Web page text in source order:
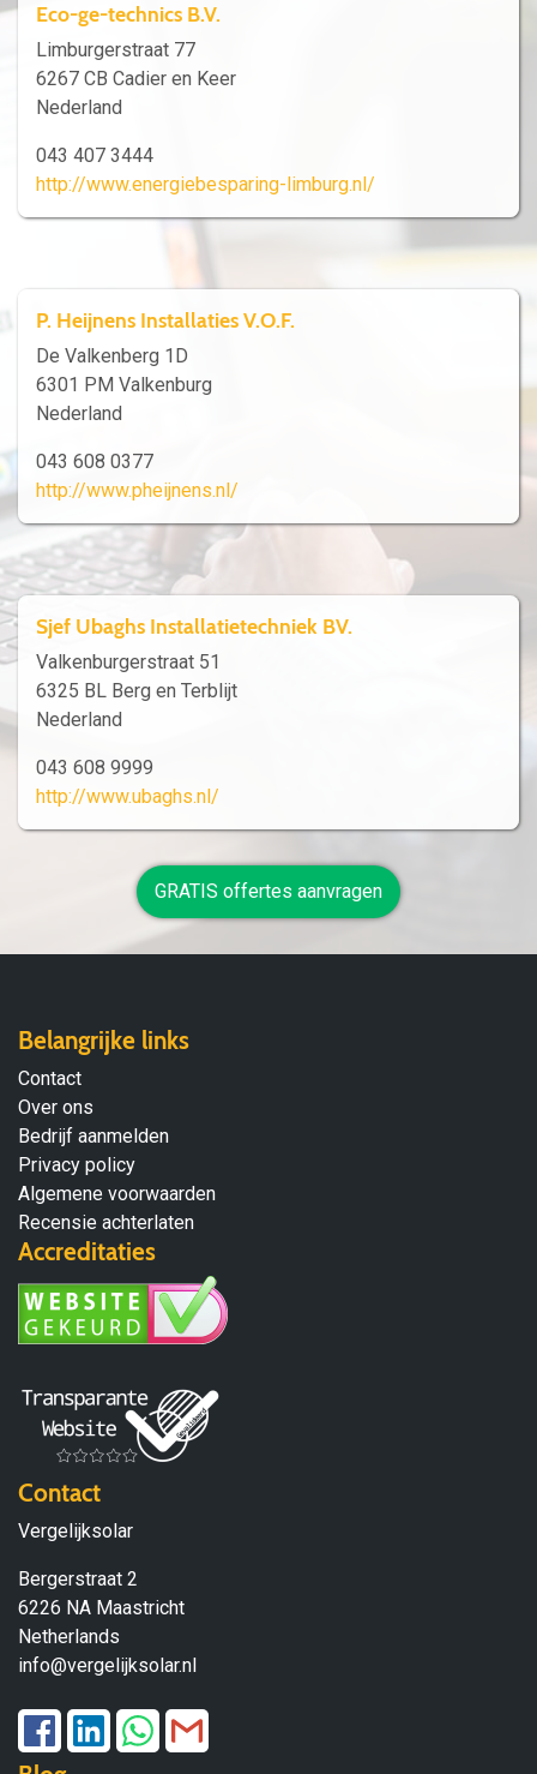
Eco-ge-technics B.V.
Limburgerstraat 77
6267 CB Cadier en Keer
Nederland
043 407 3444
http://www.energiebesparing-limburg.nl/
P. Heijnens Installaties V.O.F.
De Valkenberg 1D
6301 PM Valkenburg
Nederland
043 608 0377
http://www.pheijnens.nl/
Sjef Ubaghs Installatietechniek BV.
Valkenburgerstraat 51
6325 BL Berg en Terblijt
Nederland
043 608 9999
http://www.ubaghs.nl/
GRATIS offertes aanvragen
Belangrijke links
Contact
Over ons
Bedrijf aanmelden
Privacy policy
Algemene voorwaarden
Recensie achterlaten
Accreditaties
Contact
Vergelijksolar
Bergerstraat 2
6226 NA Maastricht
Netherlands
info@vergelijksolar.nl